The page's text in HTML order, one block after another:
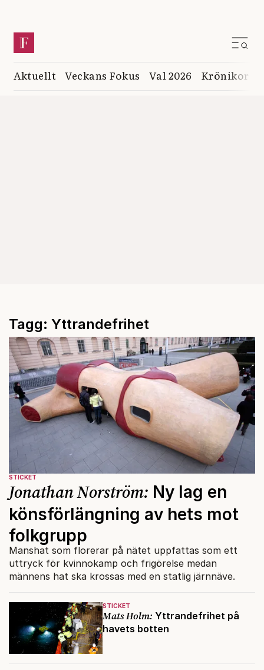
Aktuellt Veckans Fokus Val 2026 Krönikor
Tagg: Yttrandefrihet
STICKET
Mats Holm: Yttrandefrihet på
havets botten
STICKET
Jonathan Norström: Ny lag en
könsförlängning av hets mot
folkgrupp
Manshat som florerar på nätet uppfattas som ett
uttryck för kvinnokamp och frigörelse medan
männens hat ska krossas med en statlig järnnäve.